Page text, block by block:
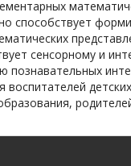
способствует
сенсорному и
познавательных
воспитателей